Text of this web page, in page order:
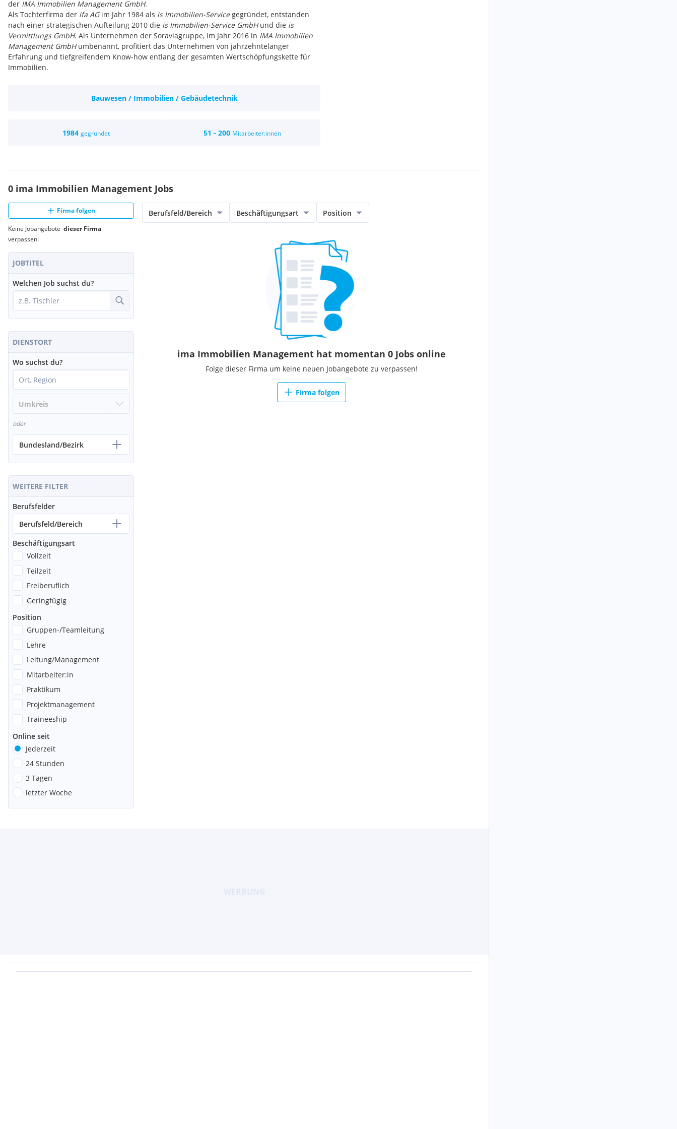
der IMA Immobilien Management GmbH.
Als Tochterfirma der ifa AGim Jahr 1984 als is Immobilien-Servicegegründet, entstanden
nach einer strategischen Aufteilung 2010 die is Immobilien-Service GmbHund die is
Vermittlungs GmbH. Als Unternehmen der Soraviagruppe, im Jahr 2016 in IMA Immobilien
Management GmbHumbenannt, profitiert das Unternehmen von jahrzehntelanger
Erfahrung und tiefgreifendem Know-how entlang der gesamten Wertschöpfungskette für
Immobilien.
Bauwesen / Immobilien / Gebäudetechnik
1984 gegründet 51 - 200 Mitarbeiter:innen
0 ima Immobilien Management Jobs
Firma folgen
Keine Jobangebote dieser Firma
verpassen!
JOBTITEL
Welchen Job suchst du?
DIENSTORT
Wo suchst du?
oder
Bundesland/Bezirk
WEITERE FILTER
Berufsfelder
Berufsfeld/Bereich
Beschäftigungsart
Vollzeit
Teilzeit
Freiberuflich
Geringfügig
Position
Gruppen-/Teamleitung
Lehre
Leitung/Management
Mitarbeiter:in
Praktikum
Projektmanagement
Traineeship
Online seit
Jederzeit
24 Stunden
3 Tagen
letzter Woche
Berufsfeld/Bereich Beschäftigungsart Position
ima Immobilien Management hat momentan 0 Jobs online
Folge dieser Firma um keine neuen Jobangebote zu verpassen!
Firma folgen